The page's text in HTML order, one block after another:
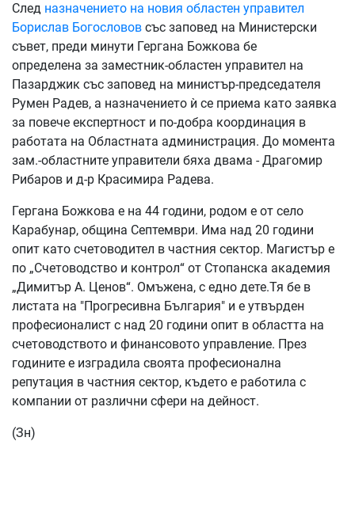
След назначението на новия областен управител
Борислав Богословов със заповед на Министерски
съвет, преди минути Гергана Божкова бе
определена за заместник-областен управител на
Пазарджик със заповед на министър-председателя
Румен Радев, а назначението ѝ се приема като заявка
за повече експертност и по-добра координация в
работата на Областната администрация. До момента
зам.-областните управители бяха двама - Драгомир
Рибаров и д-р Красимира Радева.
Гергана Божкова е на 44 години, родом е от село
Карабунар, община Септември. Има над 20 години
опит като счетоводител в частния сектор. Магистър е
по „Счетоводство и контрол“ от Стопанска академия
„Димитър А. Ценов“. Омъжена, с едно дете.Тя бе в
листата на "Прогресивна България" и е утвърден
професионалист с над 20 години опит в областта на
счетоводството и финансовото управление. През
годините е изградила своята професионална
репутация в частния сектор, където е работила с
компании от различни сфери на дейност.
(Зн)